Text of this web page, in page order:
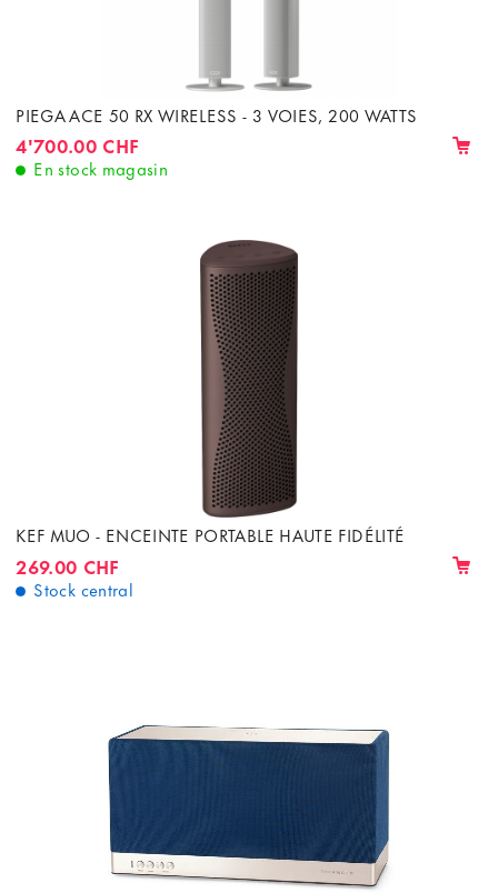
PIEGA ACE 50 RX WIRELESS - 3 VOIES, 200 WATTS
4'700.00 CHF
En stock magasin
KEF MUO - ENCEINTE PORTABLE HAUTE FIDÉLITÉ
269.00 CHF
Stock central